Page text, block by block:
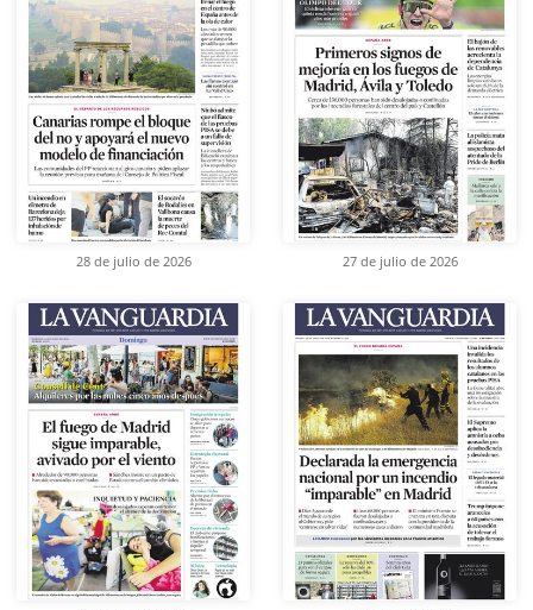
28 de julio de 2026 27 de julio de 2026